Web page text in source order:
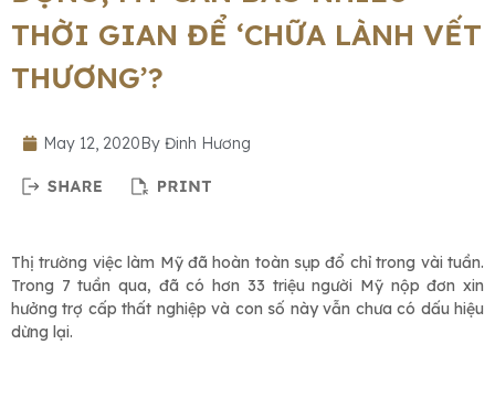
THỜI GIAN ĐỂ ‘CHỮA LÀNH VẾT
THƯƠNG’?
May 12, 2020By Đinh Hương
Thị trường việc làm Mỹ đã hoàn toàn sụp đổ chỉ trong vài tuần.
Trong 7 tuần qua, đã có hơn 33 triệu người Mỹ nộp đơn xin
hưởng trợ cấp thất nghiệp và con số này vẫn chưa có dấu hiệu
dừng lại.